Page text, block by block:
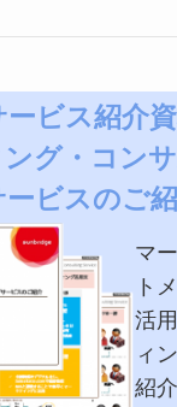
ービス紹介資
グ・コン
ービスのご
マ
ト
活
ィ
紹